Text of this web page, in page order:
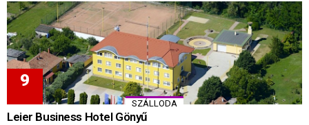
SZÁLLODA
Leier Business Hotel Gönyű